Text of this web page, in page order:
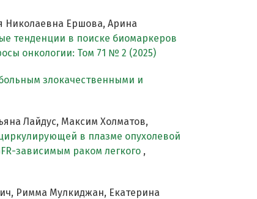
Николаевна Ершова, Арина
тенденции в поиске биомаркеров
онкологии: Том 71 № 2 (2025)
злокачественными и
Лайдус, Максим Холматов,
в плазме опухолевой
зависимым раком легкого ,
Римма Мулкиджан, Екатерина